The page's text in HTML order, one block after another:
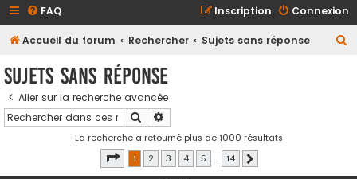
FAQ Connexion
Inscription
Accueil du forum Rechercher Sujets sans réponse
Sujets sans réponse
Aller sur la recherche avancée
Rechercher
La recherche a retourné plus de 1000 résultats
Page
1sur14
1 2 3 4 5 … 14